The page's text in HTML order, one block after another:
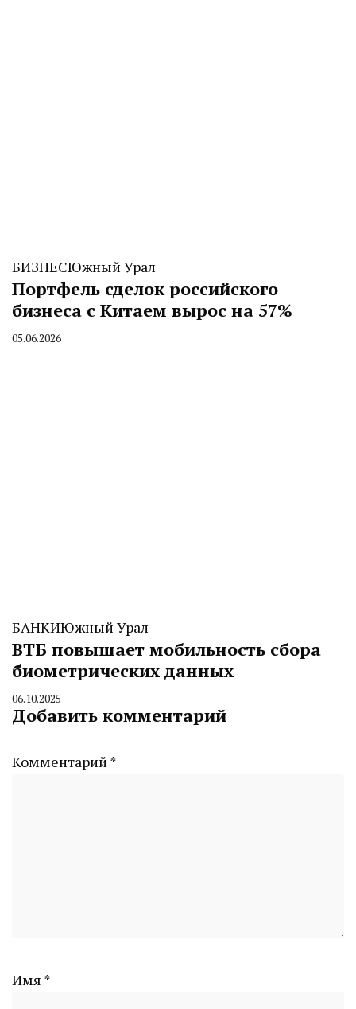
БИЗНЕСЮжный Урал
Портфель сделок российского
бизнеса с Китаем вырос на 57%
By
05.06.2026
БАНКИЮжный Урал
ВТБ повышает мобильность сбора
биометрических данных
By
CHELINDUSTRY
06.10.2025
Добавить комментарий
Комментарий *
Имя *